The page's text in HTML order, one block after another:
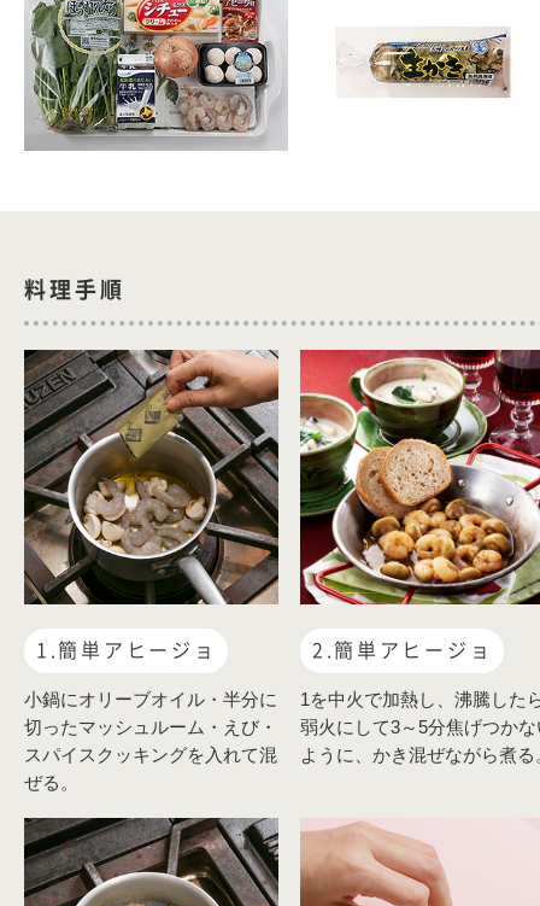
料理手順
1.簡単アヒージョ
小鍋にオリーブオイル・半分に
切ったマッシュルーム・えび・
スパイスクッキングを入れて混
ぜる。
2.簡単アヒージョ
1を中火で加熱し、沸騰した
弱火にして3～5分焦げつかな
ように、かき混ぜながら煮る